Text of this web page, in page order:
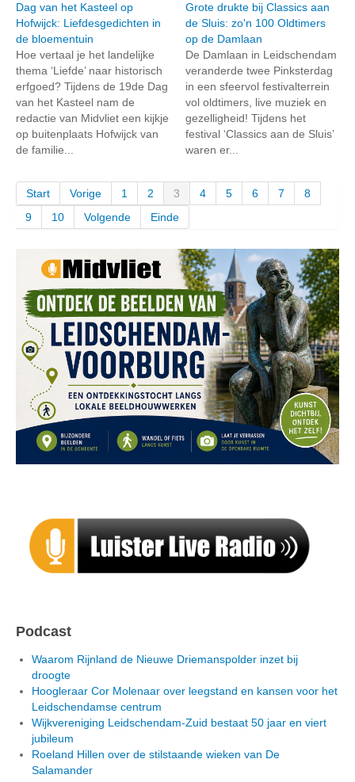
Dag van het Kasteel op
Hofwijck: Liefdesgedichten in
de bloementuin
Hoe vertaal je het landelijke
thema ‘Liefde’ naar historisch
erfgoed? Tijdens de 19de Dag
van het Kasteel nam de
redactie van Midvliet een kijkje
op buitenplaats Hofwijck van
de familie...
Grote drukte bij Classics aan
de Sluis: zo'n 100 Oldtimers
op de Damlaan
De Damlaan in Leidschendam
veranderde twee Pinksterdag
in een sfeervol festivalterrein
vol oldtimers, live muziek en
gezelligheid! Tijdens het
festival ‘Classics aan de Sluis’
waren er...
Start Vorige 1 2 3 4 5 6 7
8
9
10 Volgende Einde
Podcast
Waarom Rijnland de Nieuwe Driemanspolder inzet bij
droogte
Hoogleraar Cor Molenaar over leegstand en kansen voor het
Leidschendamse centrum
Wijkvereniging Leidschendam-Zuid bestaat 50 jaar en viert
jubileum
Roeland Hillen over de stilstaande wieken van De
Salamander